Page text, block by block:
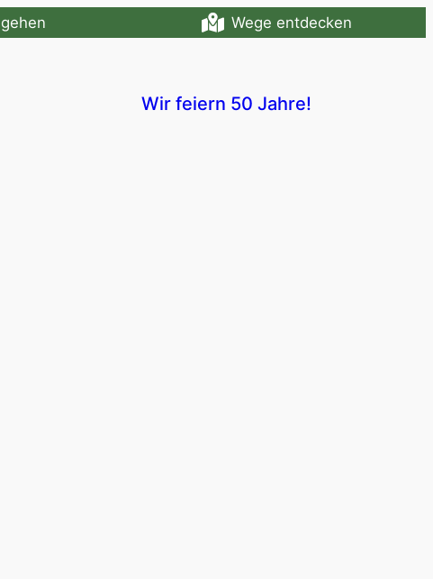
Wege entdecken
Wir feiern 50 Jahre!